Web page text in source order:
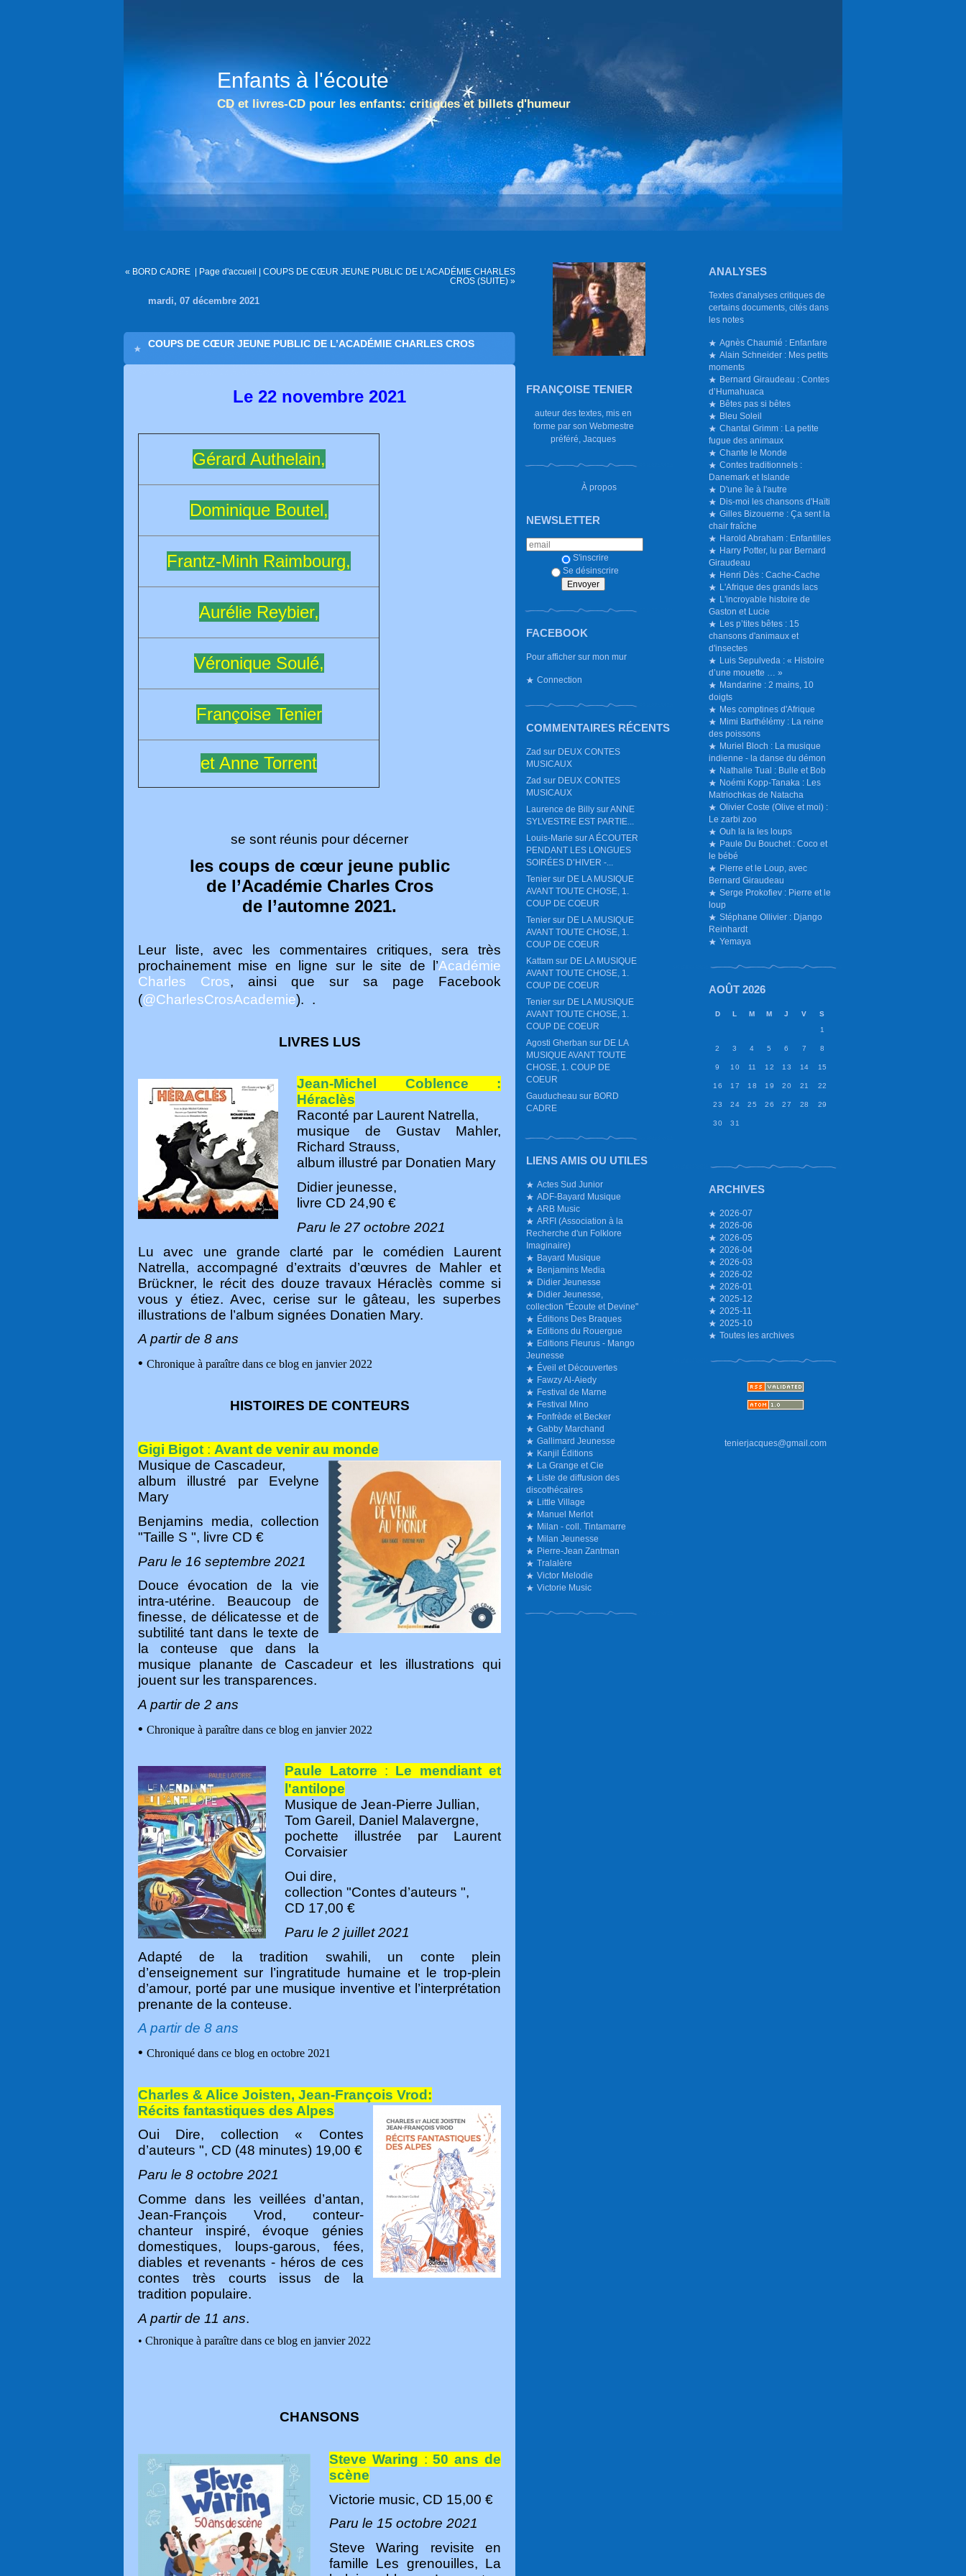
Enfants à l'écoute
CD et livres-CD pour les enfants: critiques et billets d'humeur
ANALYSES
Textes d'analyses critiques de
certains documents, cités dans
les notes
Agnès Chaumié : Enfanfare
Alain Schneider : Mes petits
moments
Bernard Giraudeau : Contes
d’Humahuaca
Bêtes pas si bêtes
Bleu Soleil
Chantal Grimm : La petite
fugue des animaux
Chante le Monde
Contes traditionnels :
Danemark et Islande
D'une île à l'autre
Dis-moi les chansons d'Haïti
Gilles Bizouerne : Ça sent la
chair fraîche
Harold Abraham : Enfantilles
Harry Potter, lu par Bernard
Giraudeau
Henri Dès : Cache-Cache
L'Afrique des grands lacs
L'incroyable histoire de
Gaston et Lucie
Les p’tites bêtes : 15
chansons d'animaux et
d'insectes
Luis Sepulveda : « Histoire
d’une mouette … »
Mandarine : 2 mains, 10
doigts
Mes comptines d'Afrique
Mimi Barthélémy : La reine
des poissons
Muriel Bloch : La musique
indienne - la danse du démon
Nathalie Tual : Bulle et Bob
Noémi Kopp-Tanaka : Les
Matriochkas de Natacha
Olivier Coste (Olive et moi) :
Le zarbi zoo
Ouh la la les loups
Paule Du Bouchet : Coco et
le bébé
Pierre et le Loup, avec
Bernard Giraudeau
Serge Prokofiev : Pierre et le
loup
Stéphane Ollivier : Django
Reinhardt
Yemaya
AOÛT 2026
D L M M J V
S
1
2 3 4 5 6 7 8
9 10 11 12 13 14 15
16 17 18 19 20 21 22
23 24 25 26 27 28 29
30 31
ARCHIVES
2026-07
2026-06
2026-05
2026-04
2026-03
2026-02
2026-01
2025-12
2025-11
2025-10
Toutes les archives
tenierjacques@gmail.com
FRANÇOISE TENIER
auteur des textes, mis en
forme par son Webmestre
préféré, Jacques
À propos
NEWSLETTER
S'inscrire
Se désinscrire
FACEBOOK
Pour afficher sur mon mur
Connection
COMMENTAIRES RÉCENTS
Zad sur DEUX CONTES
MUSICAUX
Zad sur DEUX CONTES
MUSICAUX
Laurence de Billy surANNE
SYLVESTRE EST PARTIE...
Louis-Marie surA ÉCOUTER
PENDANT LES LONGUES
SOIRÉES D’HIVER -...
Tenier sur DE LA MUSIQUE
AVANT TOUTE CHOSE, 1.
COUP DE COEUR
Tenier sur DE LA MUSIQUE
AVANT TOUTE CHOSE, 1.
COUP DE COEUR
Kattam sur DE LA MUSIQUE
AVANT TOUTE CHOSE, 1.
COUP DE COEUR
Tenier sur DE LA MUSIQUE
AVANT TOUTE CHOSE, 1.
COUP DE COEUR
Agosti Gherban sur DE LA
MUSIQUE AVANT TOUTE
CHOSE, 1. COUP DE
COEUR
Gauducheau sur BORD
CADRE
LIENS AMIS OU UTILES
Actes Sud Junior
ADF-Bayard Musique
ARB Music
ARFI (Association à la
Recherche d'un Folklore
Imaginaire)
Bayard Musique
Benjamins Media
Didier Jeunesse
Didier Jeunesse,
collection "Écoute et Devine"
Éditions Des Braques
Editions du Rouergue
Editions Fleurus - Mango
Jeunesse
Éveil et Découvertes
Fawzy Al-Aiedy
Festival de Marne
Festival Mino
Fonfrède et Becker
Gabby Marchand
Gallimard Jeunesse
Kanjil Éditions
La Grange et Cie
Liste de diffusion des
discothécaires
Little Village
Manuel Merlot
Milan - coll. Tintamarre
Milan Jeunesse
Pierre-Jean Zantman
Tralalère
Victor Melodie
Victorie Music
« BORD CADRE | Page d'accueil | COUPS DE CŒUR JEUNE PUBLIC DE L’ACADÉMIE CHARLES
CROS (SUITE) »
mardi, 07 décembre 2021
COUPS DE CŒUR JEUNE PUBLIC DE L’ACADÉMIE CHARLES CROS
Le 22 novembre 2021
Gérard Authelain,
Dominique Boutel,
Frantz-Minh Raimbourg,
Aurélie Reybier,
Véronique Soulé,
Françoise Tenier
et Anne Torrent
se sont réunis pour décerner
les coups de cœur jeune public
de l’Académie Charles Cros
de l’automne 2021.
Leur liste, avec les commentaires critiques, sera très
prochainement mise en ligne sur le site de l’Académie
Charles Cros, ainsi que sur sa page Facebook
(@CharlesCrosAcademie). .
LIVRES LUS
Jean-Michel Coblence :
Héraclès
Raconté par Laurent Natrella,
musique de Gustav Mahler,
Richard Strauss,
album illustré par Donatien Mary
Didier jeunesse,
livre CD 24,90 €
Paru le 27 octobre 2021
Lu avec une grande clarté par le comédien Laurent
Natrella, accompagné d’extraits d’œuvres de Mahler et
Brückner, le récit des douze travaux Héraclès comme si
vous y étiez. Avec, cerise sur le gâteau, les superbes
illustrations de l’album signées Donatien Mary.
A partir de 8 ans
• Chronique à paraître dans ce blog en janvier 2022
HISTOIRES DE CONTEURS
Gigi Bigot : Avant de venir au monde
Musique de Cascadeur,
album illustré par Evelyne
Mary
Benjamins media, collection
"Taille S ", livre CD €
Paru le 16 septembre 2021
Douce évocation de la vie
intra-utérine. Beaucoup de
finesse, de délicatesse et de
subtilité tant dans le texte de
la conteuse que dans la
musique planante de Cascadeur et les illustrations qui
jouent sur les transparences.
A partir de 2 ans
• Chronique à paraître dans ce blog en janvier 2022
Paule Latorre : Le mendiant et
l'antilope
Musique de Jean-Pierre Jullian,
Tom Gareil, Daniel Malavergne,
pochette illustrée par Laurent
Corvaisier
Oui dire,
collection "Contes d’auteurs ",
CD 17,00 €
Paru le 2 juillet 2021
Adapté de la tradition swahili, un conte plein
d’enseignement sur l’ingratitude humaine et le trop-plein
d’amour, porté par une musique inventive et l’interprétation
prenante de la conteuse.
A partir de 8 ans
• Chroniqué dans ce blog en octobre 2021
Charles & Alice Joisten, Jean-François Vrod:
Récits fantastiques des Alpes
Oui Dire, collection « Contes
d’auteurs ", CD (48 minutes) 19,00 €
Paru le 8 octobre 2021
Comme dans les veillées d’antan,
Jean-François Vrod, conteur-
chanteur inspiré, évoque génies
domestiques, loups-garous, fées,
diables et revenants - héros de ces
contes très courts issus de la
tradition populaire.
A partir de 11 ans.
• Chronique à paraître dans ce blog en janvier 2022
CHANSONS
Steve Waring :50 ans de
scène
Victorie music, CD 15,00 €
Paru le 15 octobre 2021
Steve Waring revisite en
famille Les grenouilles, La